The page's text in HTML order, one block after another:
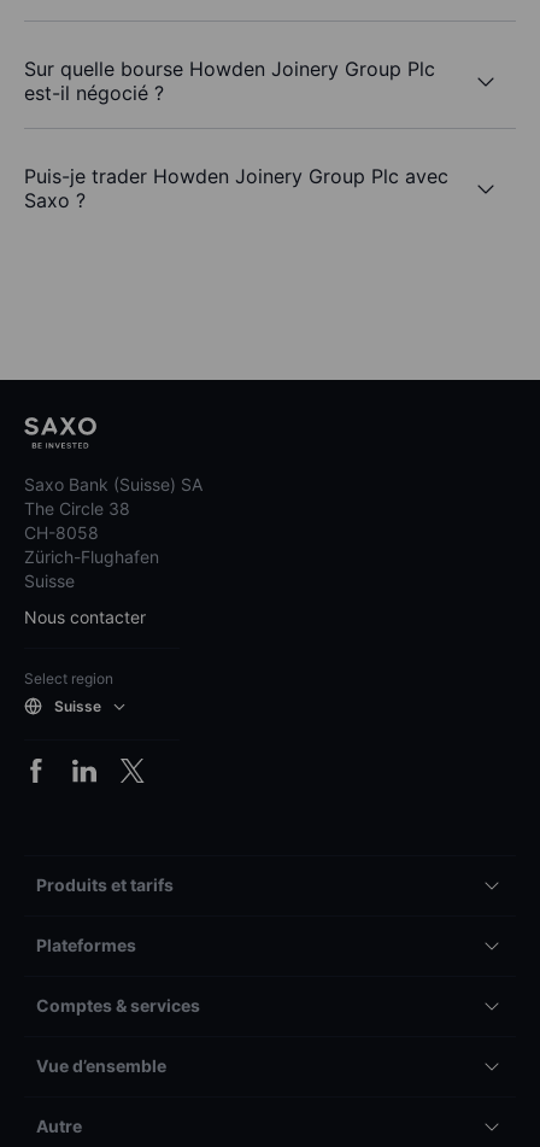
Sur quelle bourse Howden Joinery Group Plc
est-il négocié ?
Puis-je trader Howden Joinery Group Plc avec
Saxo ?
Saxo Bank (Suisse) SA
The Circle 38
CH-8058
Zürich-Flughafen
Suisse
Nous contacter
Select region
Suisse
Produits et tarifs
Plateformes
Comptes & services
Vue d’ensemble
Autre